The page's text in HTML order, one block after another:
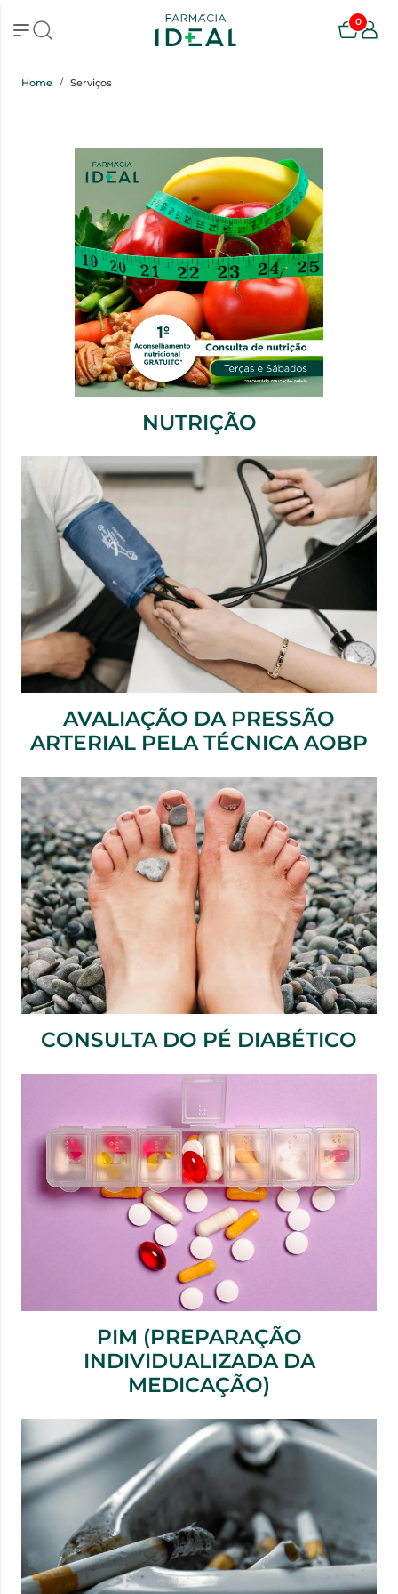
0
Home Serviços
NUTRIÇÃO
AVALIAÇÃO DA PRESSÃO
ARTERIAL PELA TÉCNICA AOBP
CONSULTA DO PÉ DIABÉTICO
PIM (PREPARAÇÃO
INDIVIDUALIZADA DA
MEDICAÇÃO)